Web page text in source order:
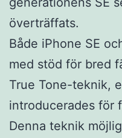
överträffats.
Både iPhone SE
med stöd för bred
True Tone-teknik,
introducerades för
Denna teknik